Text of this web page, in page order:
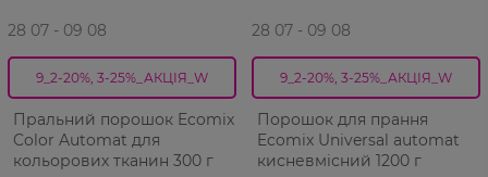
28 07 - 09 08
9_2-20%, 3-25%_АКЦІЯ_W
Пральний порошок Ecomix
Color Automat для
кольорових тканин 300 г
28 07 - 09 08
9_2-20%, 3-25%_АКЦІЯ_W
Порошок для прання
Ecomix Universal automat
кисневмісний 1200 г